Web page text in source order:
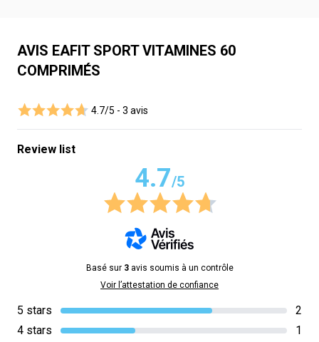
AVIS EAFIT SPORT VITAMINES 60
COMPRIMÉS
4.7/5 - 3 avis
Review list
4.7/5
Basé sur 3avis soumis à un contrôle
Voir l’attestation de confiance
5 stars
2
4 stars
1